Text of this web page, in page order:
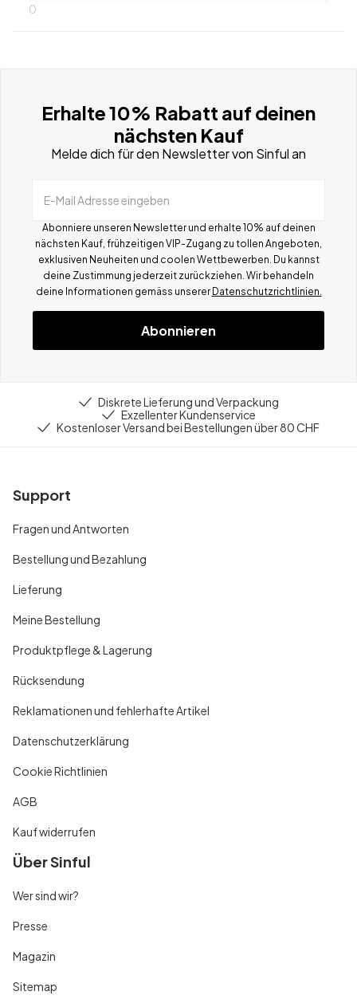
0
Erhalte 10% Rabatt auf deinen
nächsten Kauf
Melde dich für den Newsletter von Sinful an
E-Mail Adresse eingeben
Abonniere unseren Newsletter und erhalte 10% auf deinen
nächsten Kauf, frühzeitigen VIP-Zugang zu tollen Angeboten,
exklusiven Neuheiten und coolen Wettbewerben. Du kannst
deine Zustimmung jederzeit zurückziehen. Wir behandeln
deine Informationen gemäss unserer Datenschutzrichtlinien.
Abonnieren
Diskrete Lieferung und Verpackung
Exzellenter Kundenservice
Kostenloser Versand bei Bestellungen über 80 CHF
Support
Fragen und Antworten
Bestellung und Bezahlung
Lieferung
Meine Bestellung
Produktpflege & Lagerung
Rücksendung
Reklamationen und fehlerhafte Artikel
Datenschutzerklärung
Cookie Richtlinien
AGB
Kauf widerrufen
Über Sinful
Wer sind wir?
Presse
Magazin
Sitemap